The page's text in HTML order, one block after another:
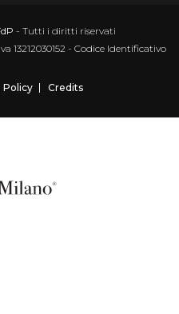
- Tutti i diritti riservati
13212030152 - Codice Identificativo
Policy Credits